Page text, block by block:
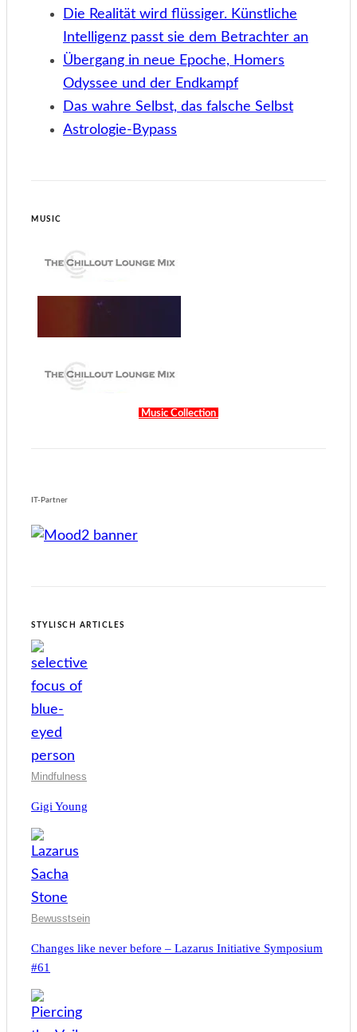
Die Realität wird flüssiger. Künstliche
Intelligenz passt sie dem Betrachter an
Übergang in neue Epoche, Homers
Odyssee und der Endkampf
Das wahre Selbst, das falsche Selbst
Astrologie-Bypass
MUSIC
Music Collection
IT-Partner
STYLISCH ARTICLES
Mindfulness
Gigi Young
Bewusstsein
Changes like never before – Lazarus Initiative Symposium
#61